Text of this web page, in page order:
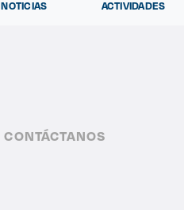
NOTICIAS ACTIVIDADES
CONTÁCTANOS